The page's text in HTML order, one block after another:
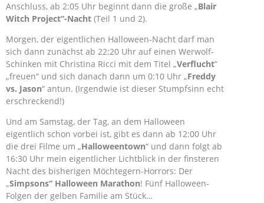
Anschluss, ab 2:05 Uhr beginnt dann die große „Blair
Witch Project“-Nacht (Teil 1 und 2).
Morgen, der eigentlichen Halloween-Nacht darf man
sich dann zunächst ab 22:20 Uhr auf einen Werwolf-
Schinken mit Christina Ricci mit dem Titel „Verflucht“
„freuen“ und sich danach dann um 0:10 Uhr „Freddy
vs. Jason“ antun. (Irgendwie ist dieser Stumpfsinn echt
erschreckend!)
Und am Samstag, der Tag, an dem Halloween
eigentlich schon vorbei ist, gibt es dann ab 12:00 Uhr
die drei Filme um „Halloweentown“ und dann folgt ab
16:30 Uhr mein eigentlicher Lichtblick in der finsteren
Nacht des bisherigen Möchtegern-Horrors: Der
„Simpsons“ Halloween Marathon! Fünf Halloween-
Folgen der gelben Familie am Stück…